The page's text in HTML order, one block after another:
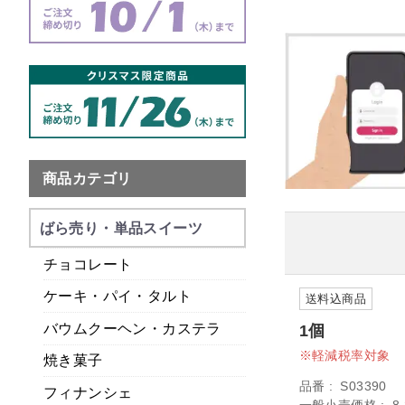
送料込商品
1個
軽減税率対象
品番
S03390
商品カテゴリ
ばら売り・単品スイーツ
チョコレート
ケーキ・パイ・タルト
バウムクーヘン・カステラ
焼き菓子
フィナンシェ